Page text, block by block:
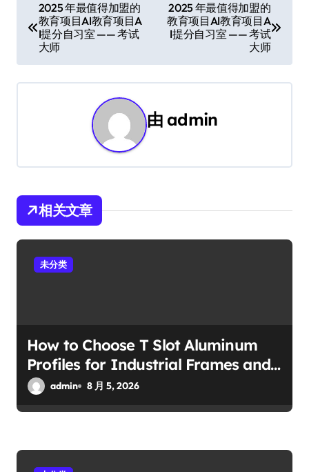
章
导
航
2025 年最值得加盟的
教育项目AI教育项目A
I提分自习室 —— 考试
大师
2025 年最值得加盟的
教育项目AI教育项目A
I提分自习室 —— 考试
大师
由admin
相关文章
未分类
How to Choose T Slot Aluminum
Profiles for Industrial Frames and
Solar Projects
admin 8 月 5, 2026